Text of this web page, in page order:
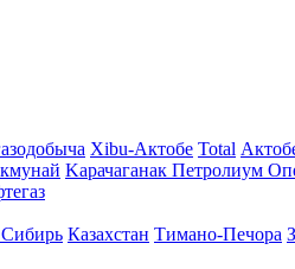
Xibu-Актобе Total
Kарачаганак Петролиум
Казахстан Тимано-Печора